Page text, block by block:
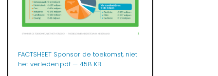
FACTSHEET Sponsor de toekomst, niet
het verleden.pdf — 458 KB